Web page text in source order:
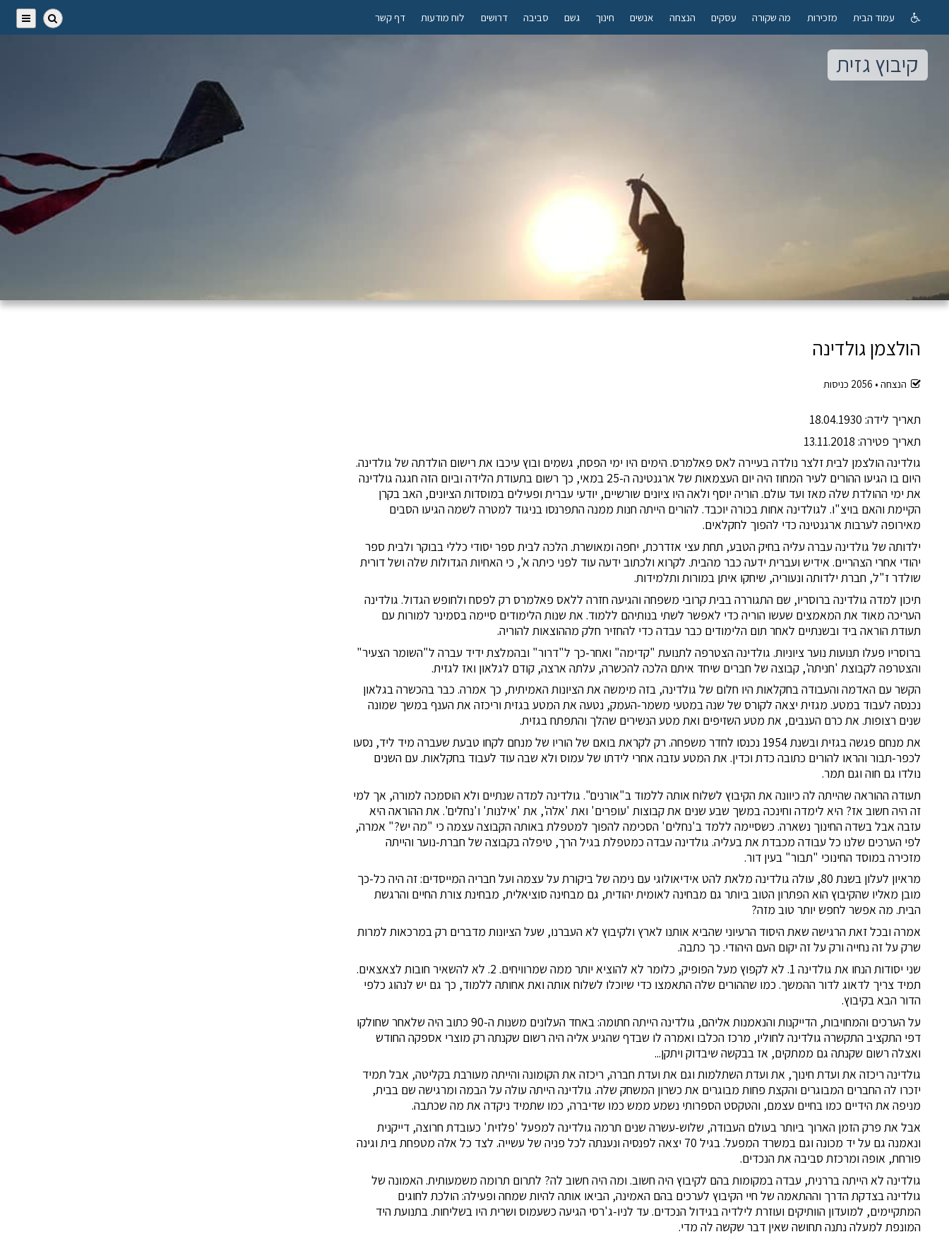
עמוד הבית מזכירות מה שקורה עסקים הנצחה אנשים חינוך גשם סביבה דרושים לוח מודעות דף קשר
קיבוץ גזית
הולצמן גולדינה
הנצחה • 2056 כניסות
תאריך לידה: 18.04.1930
תאריך פטירה: 13.11.2018
גולדינה הולצמן לבית זלצר נולדה בעיירה לאס פאלמרס. הימים היו ימי הפסח, גשמים ובוץ עיכבו את רישום הולדתה של גולדינה.
היום בו הגיעו ההורים לעיר המחוז היה יום העצמאות של ארגנטינה ה-25 במאי, כך רשום בתעודת הלידה וביום הזה חגגה גולדינה
את ימי ההולדת שלה מאז ועד עולם. הוריה יוסף ולאה היו ציונים שורשיים, יודעי עברית ופעילים במוסדות הציונים, האב בקרן
הקיימת והאם בויצ"ו. לגולדינה אחות בכורה יוכבד. להורים הייתה חנות ממנה התפרנסו בניגוד למטרה לשמה הגיעו הסבים
מאירופה לערבות ארגנטינה כדי להפוך לחקלאים.
ילדותה של גולדינה עברה עליה בחיק הטבע, תחת עצי אזדרכת, יחפה ומאושרת. הלכה לבית ספר יסודי כללי בבוקר ולבית ספר
יהודי אחרי הצהריים. אידיש ועברית ידעה כבר מהבית. לקרוא ולכתוב ידעה עוד לפני כיתה א', כי האחיות הגדולות שלה ושל דורית
שולדר ז"ל, חברת ילדותה ונעוריה, שיחקו איתן במורות ותלמידות.
תיכון למדה גולדינה ברוסריו, שם התגוררה בבית קרובי משפחה והגיעה חזרה ללאס פאלמרס רק לפסח ולחופש הגדול. גולדינה
העריכה מאוד את המאמצים שעשו הוריה כדי לאפשר לשתי בנותיהם ללמוד. את שנות הלימודים סיימה בסמינר למורות עם
תעודת הוראה ביד ובשנתיים לאחר תום הלימודים כבר עבדה כדי להחזיר חלק מההוצאות להוריה.
ברוסריו פעלו תנועות נוער ציוניות. גולדינה הצטרפה לתנועת "קדימה" ואחר-כך ל"דרור" ובהמלצת ידיד עברה ל"השומר הצעיר"
והצטרפה לקבוצת 'חניתה', קבוצה של חברים שיחד איתם הלכה להכשרה, עלתה ארצה, קודם לגלאון ואז לגזית.
הקשר עם האדמה והעבודה בחקלאות היו חלום של גולדינה, בזה מימשה את הציונות האמיתית, כך אמרה. כבר בהכשרה בגלאון
נכנסה לעבוד במטע. מגזית יצאה לקורס של שנה במטעי משמר-העמק, נטעה את המטע בגזית וריכזה את הענף במשך שמונה
שנים רצופות. את כרם הענבים, את מטע השזיפים ואת מטע הנשירים שהלך והתפתח בגזית.
את מנחם פגשה בגזית ובשנת 1954 נכנסו לחדר משפחה. רק לקראת בואם של הוריו של מנחם לקחו טבעת שעברה מיד ליד, נסעו
לכפר-תבור והראו להורים כתובה כדת וכדין. את המטע עזבה אחרי לידתו של עמוס ולא שבה עוד לעבוד בחקלאות. עם השנים
נולדו גם חוה וגם תמר.
תעודה ההוראה שהייתה לה כיוונה את הקיבוץ לשלוח אותה ללמוד ב"אורנים". גולדינה למדה שנתיים ולא הוסמכה למורה, אך למי
זה היה חשוב אז? היא לימדה וחינכה במשך שבע שנים את קבוצות 'עופרים' ואת 'אלה', את 'אילנות' ו'נחלים'. את ההוראה היא
עזבה אבל בשדה החינוך נשארה. כשסיימה ללמד ב'נחלים' הסכימה להפוך למטפלת באותה הקבוצה עצמה כי "מה יש?" אמרה,
לפי הערכים שלנו כל עבודה מכבדת את בעליה. גולדינה עבדה כמטפלת בגיל הרך, טיפלה בקבוצה של חברת-נוער והייתה
מזכירה במוסד החינוכי "תבור" בעין דור.
מראיון לעלון בשנת 80, עולה גולדינה מלאת להט אידיאולוגי עם נימה של ביקורת על עצמה ועל חבריה המייסדים: זה היה כל-כך
מובן מאליו שהקיבוץ הוא הפתרון הטוב ביותר גם מבחינה לאומית יהודית, גם מבחינה סוציאלית, מבחינת צורת החיים והרגשת
הבית. מה אפשר לחפש יותר טוב מזה?
אמרה ובכל זאת הרגישה שאת היסוד הרעיוני שהביא אותנו לארץ ולקיבוץ לא העברנו, שעל הציונות מדברים רק במרכאות למרות
שרק על זה נחייה ורק על זה יקום העם היהודי. כך כתבה.
שני יסודות הנחו את גולדינה 1. לא לקפוץ מעל הפופיק, כלומר לא להוציא יותר ממה שמרוויחים. 2. לא להשאיר חובות לצאצאים.
תמיד צריך לדאוג לדור ההמשך. כמו שההורים שלה התאמצו כדי שיוכלו לשלוח אותה ואת אחותה ללמוד, כך גם יש לנהוג כלפי
הדור הבא בקיבוץ.
על הערכים והמחויבות, הדייקנות והנאמנות אליהם, גולדינה הייתה חתומה: באחד העלונים משנות ה-90 כתוב היה שלאחר שחולקו
דפי התקציב התקשרה גולדינה לחוליו, מרכז הכלבו ואמרה לו שבדף שהגיע אליה היה רשום שקנתה רק מוצרי אספקה החודש
ואצלה רשום שקנתה גם ממתקים, אז בבקשה שיבדוק ויתקן...
גולדינה ריכזה את ועדת חינוך, את ועדת השתלמות וגם את ועדת חברה, ריכזה את הקומונה והייתה מעורבת בקליטה, אבל תמיד
יזכרו לה החברים המבוגרים והקצת פחות מבוגרים את כשרון המשחק שלה. גולדינה הייתה עולה על הבמה ומרגישה שם בבית,
מניפה את הידיים כמו בחיים עצמם, והטקסט הספרותי נשמע ממש כמו שדיברה, כמו שתמיד ניקדה את מה שכתבה.
אבל את פרק הזמן הארוך ביותר בעולם העבודה, שלוש-עשרה שנים תרמה גולדינה למפעל 'פלזית' כעובדת חרוצה, דייקנית
ונאמנה גם על יד מכונה וגם במשרד המפעל. בגיל 70 יצאה לפנסיה ונענתה לכל פניה של עשייה. לצד כל אלה מטפחת בית וגינה
פורחת, אופה ומרכזת סביבה את הנכדים.
גולדינה לא הייתה בררנית, עבדה במקומות בהם לקיבוץ היה חשוב. ומה היה חשוב לה? לתרום תרומה משמעותית. האמונה של
גולדינה בצדקת הדרך וההתאמה של חיי הקיבוץ לערכים בהם האמינה, הביאו אותה להיות שמחה ופעילה: הולכת לחוגים
המתקיימים, למועדון הוותיקים ועוזרת לילדיה בגידול הנכדים. עד לניו-ג'רסי הגיעה כשעמוס ושרית היו בשליחות. בתנועת היד
המונפת למעלה נתנה תחושה שאין דבר שקשה לה מדי.